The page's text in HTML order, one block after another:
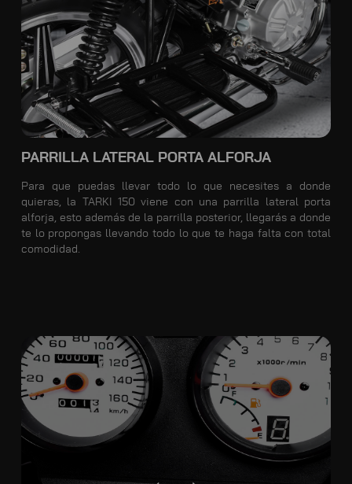
PARRILLA LATERAL PORTA ALFORJA
Para que puedas llevar todo lo que necesites a donde
quieras, la TARKI 150 viene con una parrilla lateral porta
alforja, esto además de la parrilla posterior, llegarás a donde
te lo propongas llevando todo lo que te haga falta con total
comodidad.